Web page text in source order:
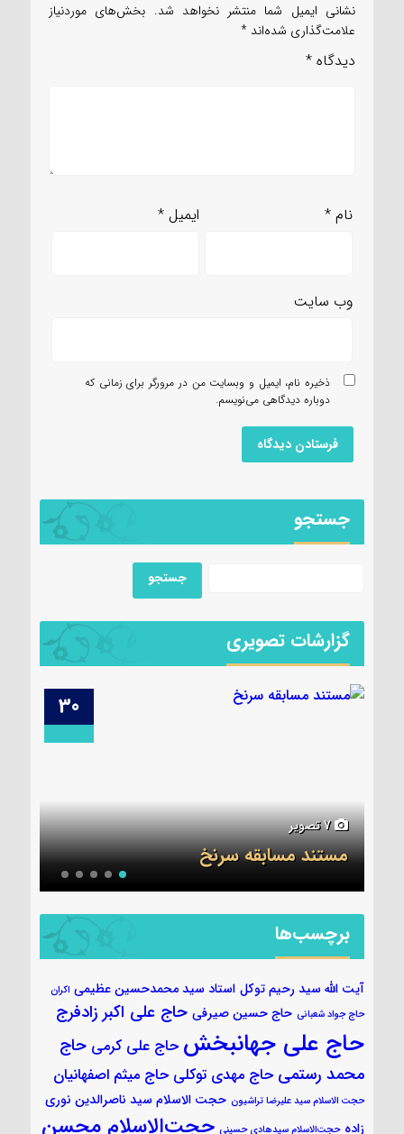
نشانی ایمیل شما منتشر نخواهد شد. بخش‌های موردنیاز
علامت‌گذاری شده‌اند *
دیدگاه *
نام* ایمیل*
وب‌ سایت
ذخیره نام، ایمیل و وبسایت من در مرورگر برای زمانی که
دوباره دیدگاهی می‌نویسم.
جستجو
گزارشات تصویری
29
6 تصویر
جلسه قرآن ۷ آبان
برچسب‌ها
آیت الله سید رحیم توکل استاد سید محمدحسین عظیمی اکران
حاج جواد شعبانی حاج حسین صیرفی حاج علی اکبر زادفرج
حاج علی جهانبخش حاج علی کرمی حاج
محمد رستمی حاج مهدی توکلی حاج میثم اصفهانیان
حجت الاسلام سید علیرضا تراشیون حجت الاسلام سید ناصرالدین نوری
زاده حجت‌الاسلام سیدهادی حسینی حجت‌الاسلام محسن